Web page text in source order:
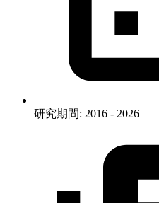
研究期間: 2016 - 2026